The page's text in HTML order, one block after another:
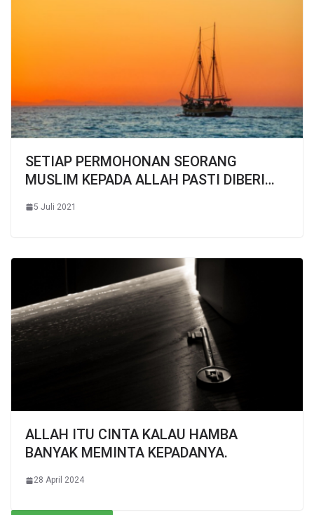
SETIAP PERMOHONAN SEORANG
MUSLIM KEPADA ALLAH PASTI DIBERI…
5 Juli 2021
ALLAH ITU CINTA KALAU HAMBA
BANYAK MEMINTA KEPADANYA.
28 April 2024